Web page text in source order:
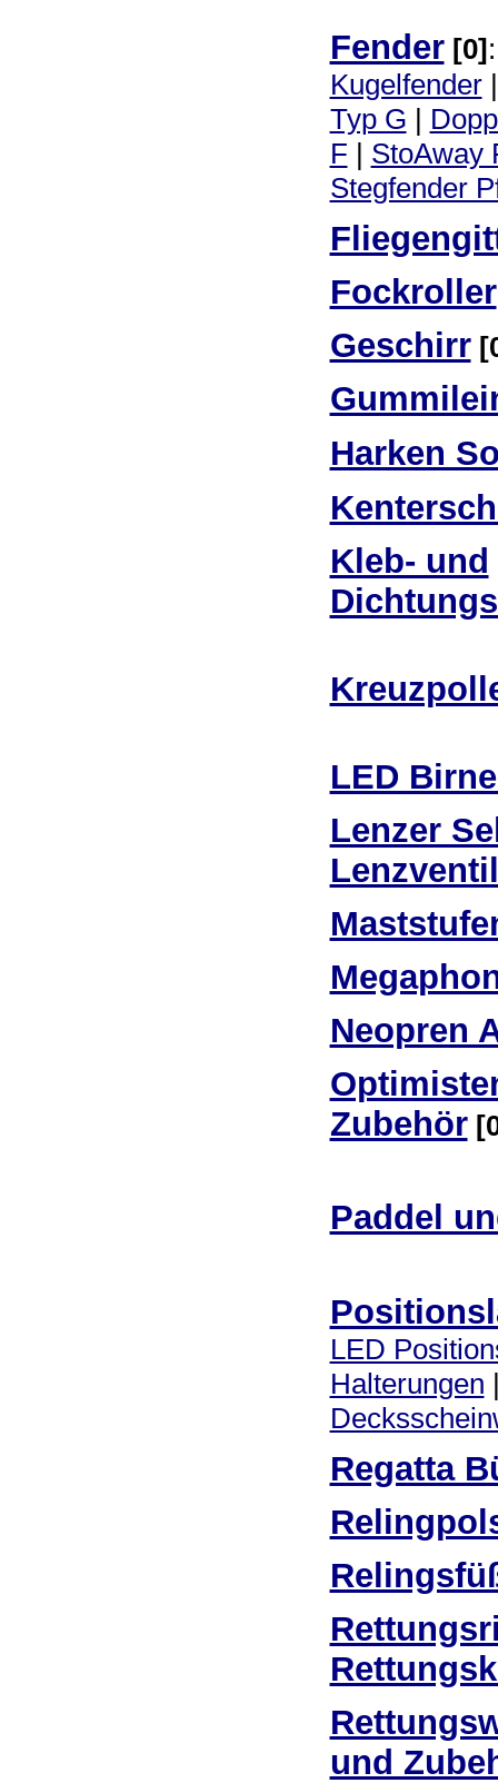
Fender [0]:
Kugelfender
Typ G |
F | StoAway
Stegfender
Fockroller
Geschirr
Harken
Kleb- und
LED
Lenzer
Neopren
Zubehör
Paddel
LED
Halterungen
Regatta
und